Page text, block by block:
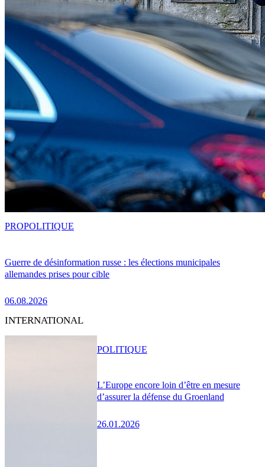
Guerre de désinformation russe : les élections municipales
allemandes prises pour cible
06.08.2026
PROPOLITIQUE
INTERNATIONAL
L’Europe encore loin d’être en mesure
d’assurer la défense du Groenland
26.01.2026
POLITIQUE